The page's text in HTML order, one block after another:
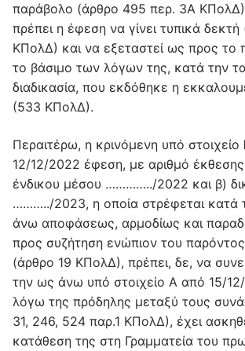
παράβολο (άρθρο 495 περ. 3A
πρέπει η έφεση να γίνει τυπικά
ΚΠολΔ) και να εξεταστεί ως προς το
το βάσιμο των λόγων της, κατά την
διαδικασία, που εκδόθηκε η
(533 ΚΠολΔ).
Περαιτέρω, η κρινόμενη υπό στοιχείο
12/12/2022 έφεση, με αριθμό
ένδικου μέσου …………../2022 και β)
………../2023, η οποία στρέφεται κατά
άνω αποφάσεως, αρμοδίως και
προς συζήτηση ενώπιον του παρόντος
(άρθρο 19 ΚΠολΔ), πρέπει, δε, να
την ως άνω υπό στοιχείο Α από 15/
λόγω της πρόδηλης μεταξύ τους
31, 246, 524 παρ.1 ΚΠολΔ), έχει
κατάθεση της στη Γραμματεία του